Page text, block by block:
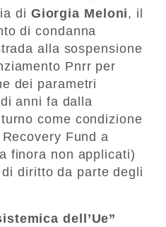
di Giorgia Meloni, il
di condanna
alla sospensione
Pnrr per
dei parametri
anni fa dalla
come condizione
Fund a
finora non applicati)
diritto da parte degli
dell’Ue”